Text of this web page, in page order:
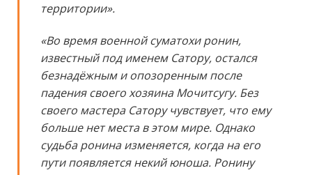
территории».
«Во время военной суматохи ронин,
известный под именем Сатору, остался
безнадёжным и опозоренным после
падения своего хозяина Мочитсугу. Без
своего мастера Сатору чувствует, что ему
больше нет места в этом мире. Однако
судьба ронина изменяется, когда на его
пути появляется некий юноша. Ронину